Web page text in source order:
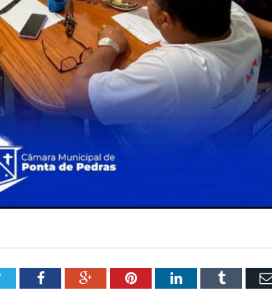
TwitterFacebookGoogle+PinterestLinkedInTumblr